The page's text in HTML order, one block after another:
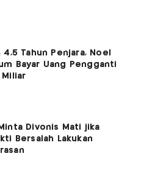
4,5 Tahun Penjara, Noel
Bayar Uang Pengganti
Miliar
Divonis Mati jika
Bersalah Lakukan